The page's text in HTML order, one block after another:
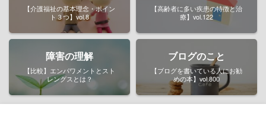
【介護福祉の基本理念・ポイン
ト３つ】vol.8
【高齢者に多い疾患の特徴と治
療】vol.122
障害の理解
【比較】エンパワメントとスト
レングスとは？
ブログのこと
【ブログを書いている人にお勧
めの本】vol.800